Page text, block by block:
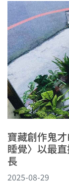
寶藏創作鬼
睡覺〉以最
長
2025-08-29